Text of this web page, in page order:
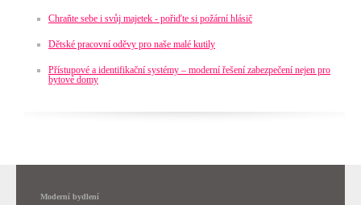
Chraňte sebe i svůj majetek - pořiďte si požární hlásič
Dětské pracovní oděvy pro naše malé kutily
Přístupové a identifikační systémy – moderní řešení zabezpečení nejen pro
bytové domy
Moderní bydlení